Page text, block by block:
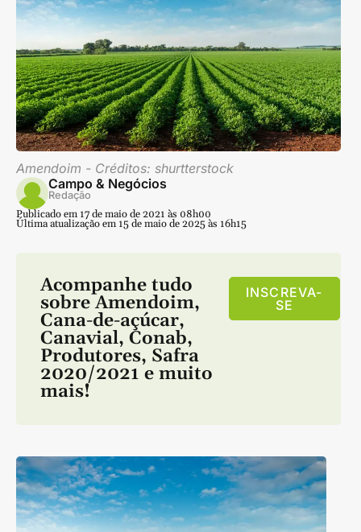
Amendoim - Créditos: shurtterstock
Campo & Negócios
Redação
Publicado em 17 de maio de 2021 às 08h00
Última atualização em 15 de maio de 2025 às 16h15
Acompanhe tudo
sobre Amendoim,
Cana-de-açúcar,
Canavial, Conab,
Produtores, Safra
2020/2021 e muito
mais!
INSCREVA-
SE